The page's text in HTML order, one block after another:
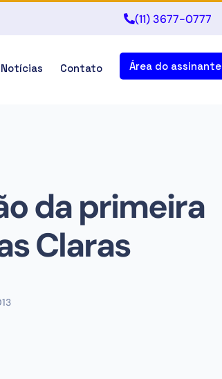
(11) 3677-0777
Notícias Contato Área do assinante
da primeira
Claras